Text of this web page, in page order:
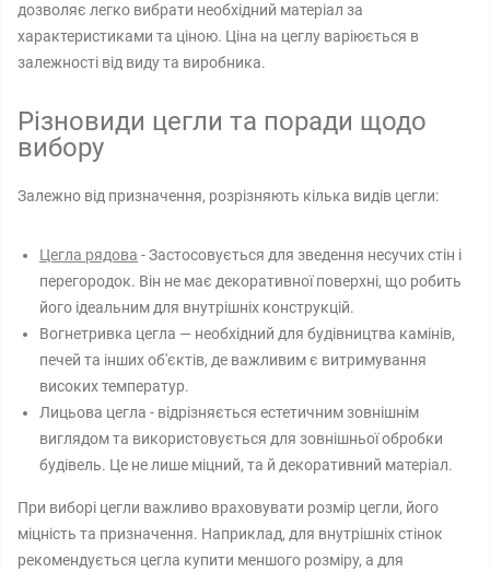
дозволяє легко вибрати необхідний матеріал за
характеристиками та ціною. Ціна на цеглу варіюється в
залежності від виду та виробника.
Різновиди цегли та поради щодо
вибору
Залежно від призначення, розрізняють кілька видів цегли:
Цегла рядова - Застосовується для зведення несучих стін і
перегородок. Він не має декоративної поверхні, що робить
його ідеальним для внутрішніх конструкцій.
Вогнетривка цегла — необхідний для будівництва камінів,
печей та інших об'єктів, де важливим є витримування
високих температур.
Лицьова цегла - відрізняється естетичним зовнішнім
виглядом та використовується для зовнішньої обробки
будівель. Це не лише міцний, та й декоративний матеріал.
При виборі цегли важливо враховувати розмір цегли, його
міцність та призначення. Наприклад, для внутрішніх стінок
рекомендується цегла купити меншого розміру, а для